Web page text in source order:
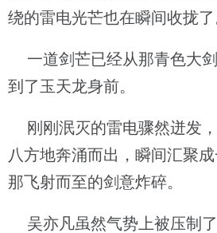
绕的雷电光芒也在瞬间收拢了
一道剑芒已经从那青色大
到了玉天龙身前。
刚刚泯灭的雷电骤然迸发
八方地奔涌而出，瞬间汇聚
那飞射而至的剑意炸碎。
吴亦凡虽然气势上被压制